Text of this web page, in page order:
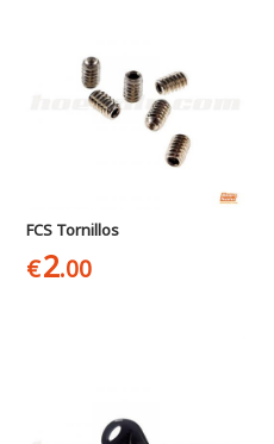
FCS Tornillos
€2.00